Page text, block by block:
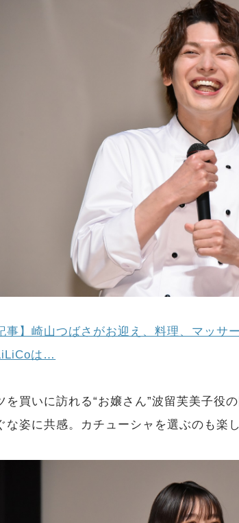
事】崎山つばさがお迎え、料理、マッサ
は…
を買いに訪れる“お嬢さん”波留芙美子役
な姿に共感。カチューシャを選ぶのも楽